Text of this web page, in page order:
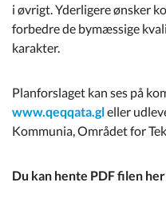
i øvrigt. Yderligere ønsker
forbedre de bymæssige
karakter.
Planforslaget kan ses på
www.qeqqata.gleller
Kommunia, Området for
Du kan hente PDF filen